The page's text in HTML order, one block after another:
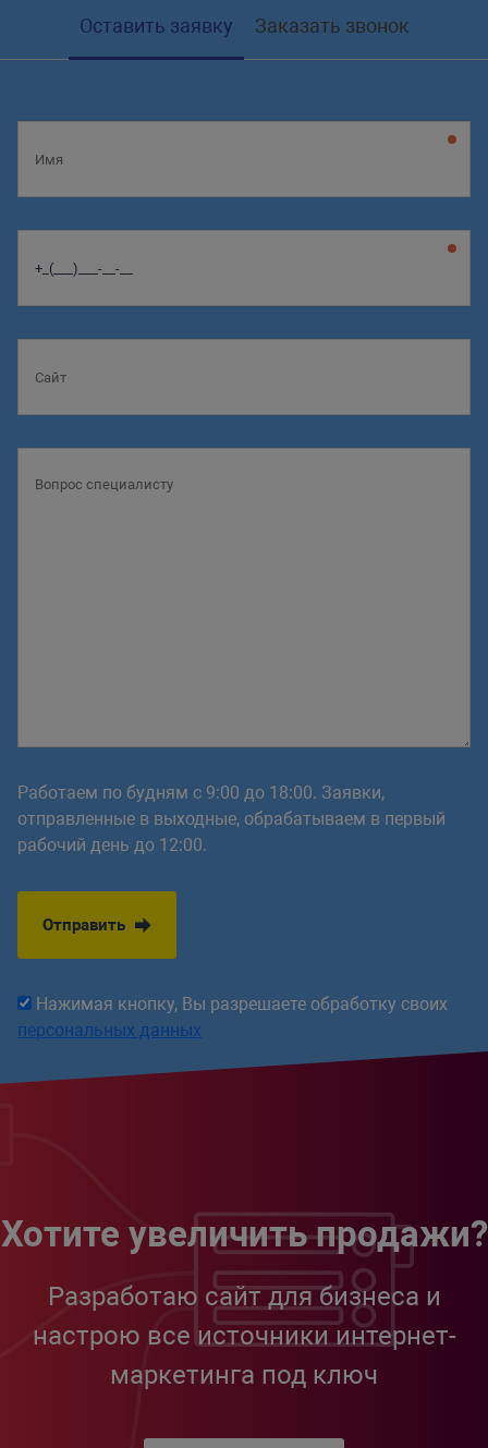
Оставить заявку Заказать звонок
Работаем по будням с 9:00 до 18:00. Заявки,
отправленные в выходные, обрабатываем в первый
рабочий день до 12:00.
Отправить
Нажимая кнопку, Вы разрешаете обработку своих
персональных данных
Хотите увеличить продажи?
Разработаю сайт для бизнеса и
настрою все источники интернет-
маркетинга под ключ